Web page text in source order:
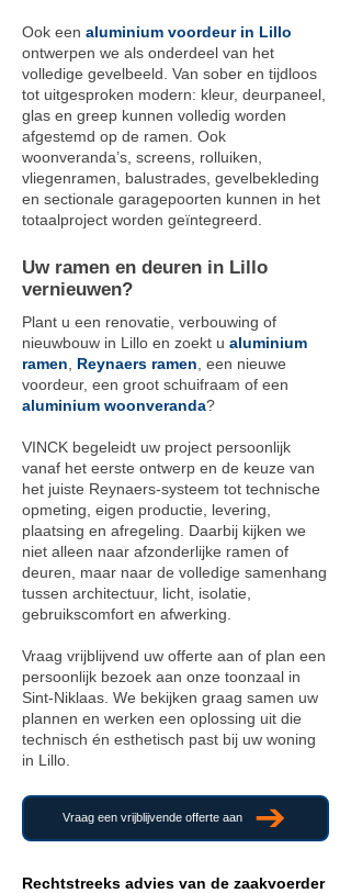
Ook een aluminium voordeur in Lillo
ontwerpen we als onderdeel van het
volledige gevelbeeld. Van sober en tijdloos
tot uitgesproken modern: kleur, deurpaneel,
glas en greep kunnen volledig worden
afgestemd op de ramen. Ook
woonveranda’s, screens, rolluiken,
vliegenramen, balustrades, gevelbekleding
en sectionale garagepoorten kunnen in het
totaalproject worden geïntegreerd.
Uw ramen en deuren in Lillo
vernieuwen?
Plant u een renovatie, verbouwing of
nieuwbouw in Lillo en zoekt u aluminium
ramen
Reynaers ramen , een nieuwe
voordeur, een groot schuifraam of een
aluminium woonveranda?
VINCK begeleidt uw project persoonlijk
vanaf het eerste ontwerp en de keuze van
het juiste Reynaers-systeem tot technische
opmeting, eigen productie, levering,
plaatsing en afregeling. Daarbij kijken we
niet alleen naar afzonderlijke ramen of
deuren, maar naar de volledige samenhang
tussen architectuur, licht, isolatie,
gebruikscomfort en afwerking.
Vraag vrijblijvend uw offerte aan of plan een
persoonlijk bezoek aan onze toonzaal in
Sint-Niklaas. We bekijken graag samen uw
plannen en werken een oplossing uit die
technisch én esthetisch past bij uw woning
in Lillo.
Vraag een vrijblijvende offerte aan
Rechtstreeks advies van de zaakvoerder